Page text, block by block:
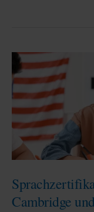
Weg
zum
ersten
wichtigen
Sprachzertifikat
Cambridge